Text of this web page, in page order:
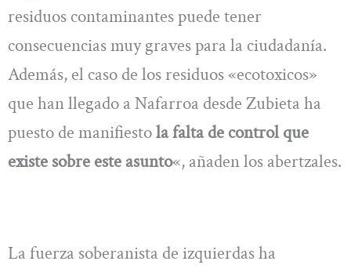
residuos contaminantes puede tener
consecuencias muy graves para la ciudadanía.
Además, el caso de los residuos «ecotoxicos»
que han llegado a Nafarroa desde Zubieta ha
puesto de manifiestola falta de control que
existe sobre este asunto«, añaden los abertzales.
La fuerza soberanista de izquierdas ha